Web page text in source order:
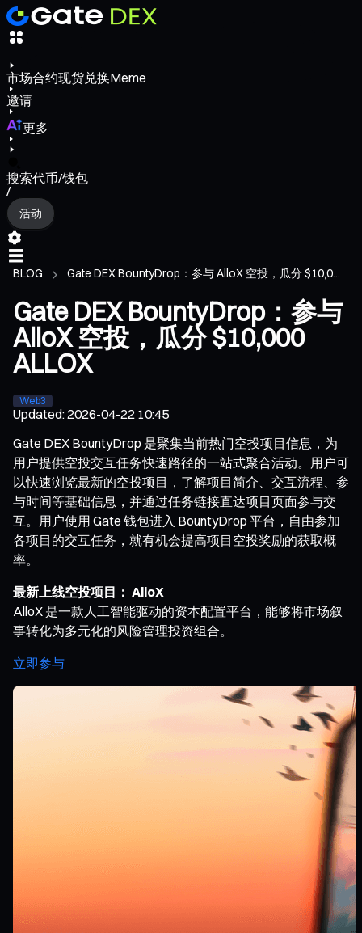
市场合约现货兑换Meme
邀请
更多
搜索代币/钱包
/
活动
BLOG Gate DEX BountyDrop：参与 AlloX 空投，瓜分 $10,0...
Gate DEX BountyDrop：参与
AlloX 空投，瓜分 $10,000
ALLOX
Web3
Updated:2026-04-22 10:45
Gate DEX BountyDrop 是聚集当前热门空投项目信息，为
用户提供空投交互任务快速路径的一站式聚合活动。用户可
以快速浏览最新的空投项目，了解项目简介、交互流程、参
与时间等基础信息，并通过任务链接直达项目页面参与交
互。用户使用 Gate 钱包进入 BountyDrop 平台，自由参加
各项目的交互任务，就有机会提高项目空投奖励的获取概
率。
最新上线空投项目： AlloX
AlloX 是一款人工智能驱动的资本配置平台，能够将市场叙
事转化为多元化的风险管理投资组合。
立即参与